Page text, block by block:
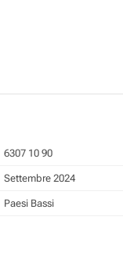
6307 10 90
Settembre 2024
Paesi Bassi